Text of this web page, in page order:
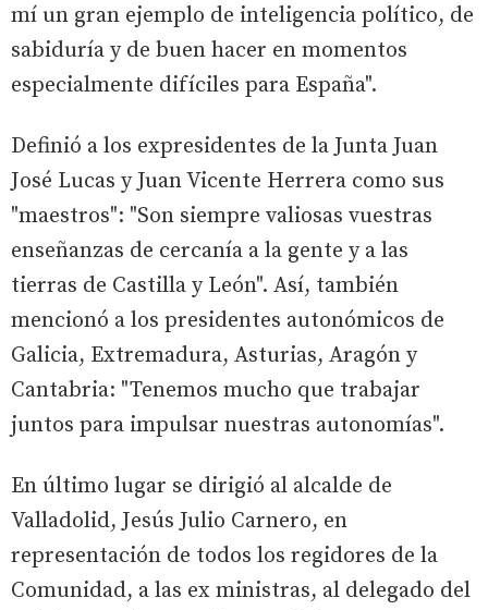
mí un gran ejemplo de inteligencia político, de
sabiduría y de buen hacer en momentos
especialmente difíciles para España".
Definió a los expresidentes de la Junta Juan
José Lucas y Juan Vicente Herrera como sus
"maestros": "Son siempre valiosas vuestras
enseñanzas de cercanía a la gente y a las
tierras de Castilla y León". Así, también
mencionó a los presidentes autonómicos de
Galicia, Extremadura, Asturias, Aragón y
Cantabria: "Tenemos mucho que trabajar
juntos para impulsar nuestras autonomías".
En último lugar se dirigió al alcalde de
Valladolid, Jesús Julio Carnero, en
representación de todos los regidores de la
Comunidad, a las ex ministras, al delegado del